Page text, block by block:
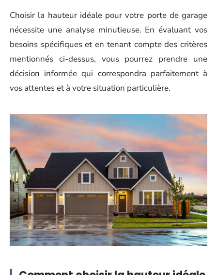
Choisir la hauteur idéale pour votre porte de garage
nécessite une analyse minutieuse. En évaluant vos
besoins spécifiques et en tenant compte des critères
mentionnés ci-dessus, vous pourrez prendre une
décision informée qui correspondra parfaitement à
vos attentes et à votre situation particulière.